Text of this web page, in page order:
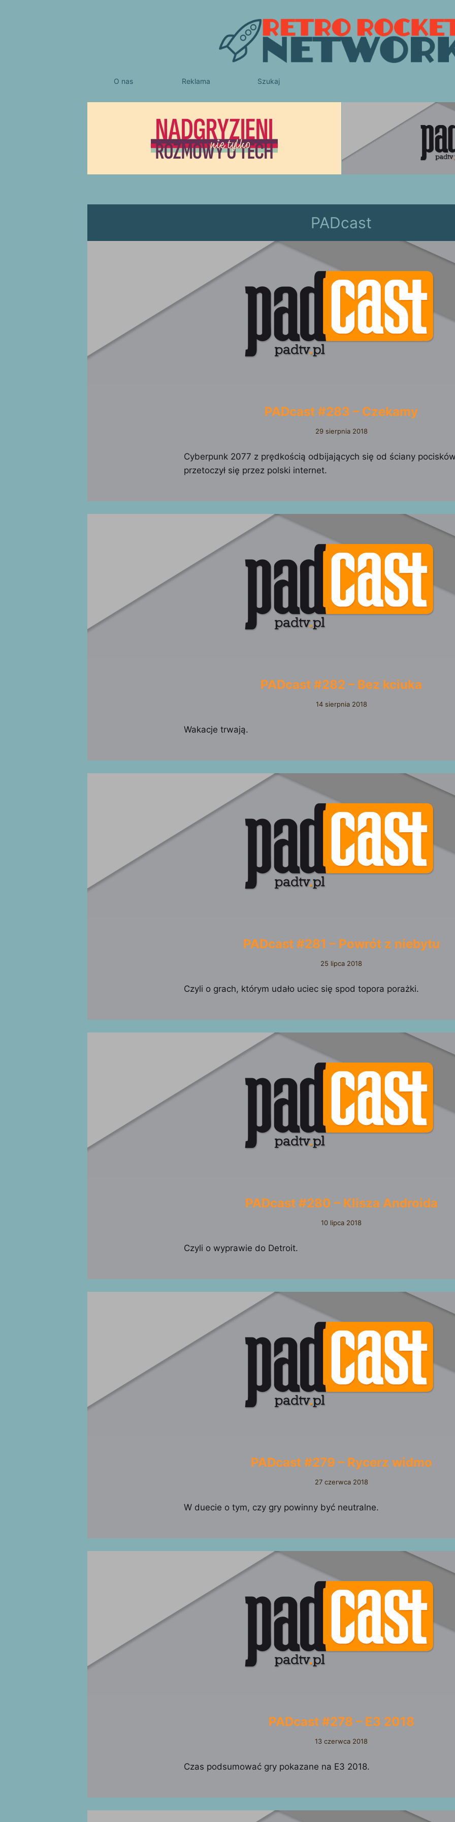
O nas Reklama Szukaj
PADcast
PADcast #283 – Czekamy
29 sierpnia 2018
Cyberpunk 2077 z prędkością odbijających się od ściany
przetoczył się przez polski internet.
PADcast #282 – Bez kciuka
14 sierpnia 2018
Wakacje trwają.
PADcast #281 – Powrót z niebytu
25 lipca 2018
Czyli o grach, którym udało uciec się spod topora porażki.
PADcast #280 – Klisza Androida
10 lipca 2018
Czyli o wyprawie do Detroit.
PADcast #279 – Rycerz widmo
27 czerwca 2018
W duecie o tym, czy gry powinny być neutralne.
PADcast #278 – E3 2018
13 czerwca 2018
Czas podsumować gry pokazane na E3 2018.